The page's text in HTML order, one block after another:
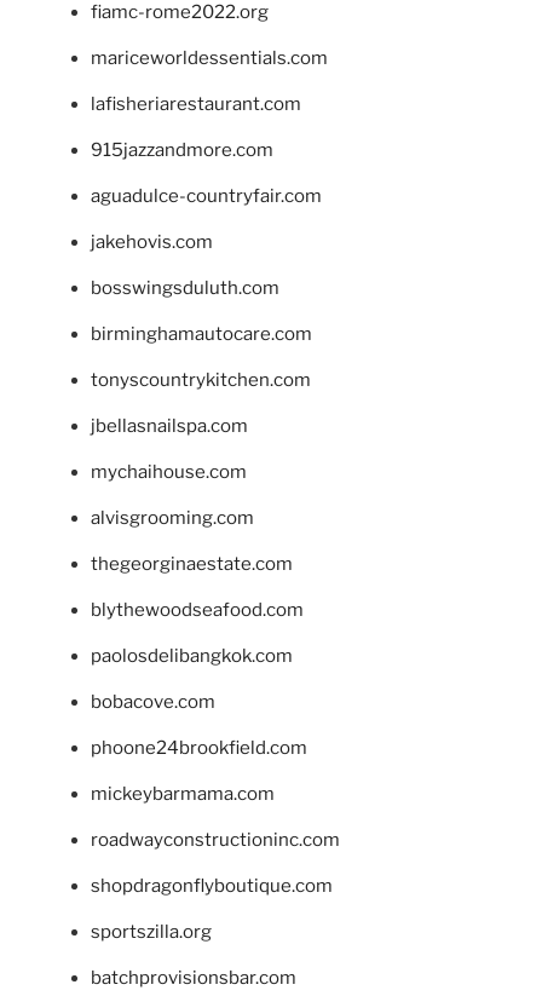
fiamc-rome2022.org
mariceworldessentials.com
lafisheriarestaurant.com
915jazzandmore.com
aguadulce-countryfair.com
jakehovis.com
bosswingsduluth.com
birminghamautocare.com
tonyscountrykitchen.com
jbellasnailspa.com
mychaihouse.com
alvisgrooming.com
thegeorginaestate.com
blythewoodseafood.com
paolosdelibangkok.com
bobacove.com
phoone24brookfield.com
mickeybarmama.com
roadwayconstructioninc.com
shopdragonflyboutique.com
sportszilla.org
batchprovisionsbar.com